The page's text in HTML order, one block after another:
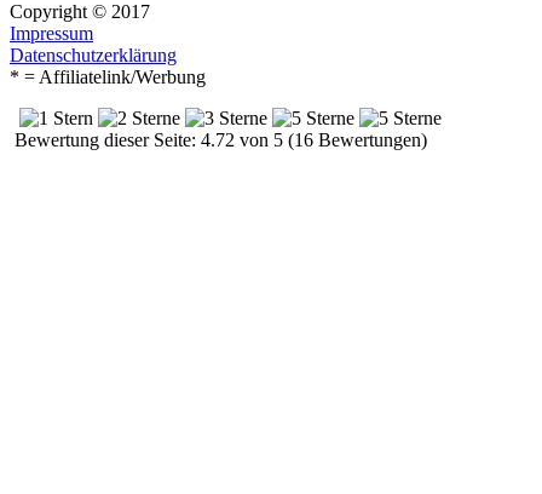
Copyright © 2017
Impressum
Datenschutzerklärung
* = Affiliatelink/Werbung
Bewertung dieser Seite: 4.72 von 5 (16 Bewertungen)